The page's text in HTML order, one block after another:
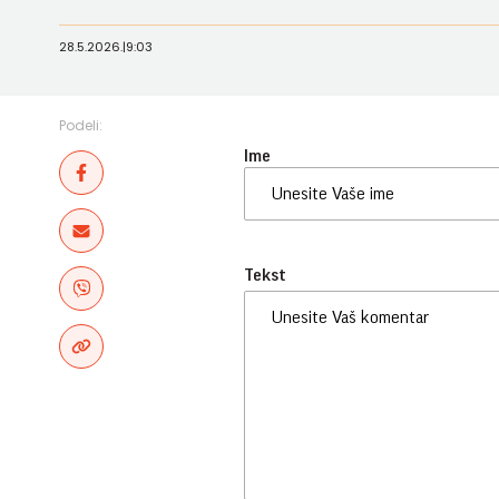
28.5.2026.|9:03
Podeli:
Ime
Tekst